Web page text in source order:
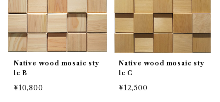
Native wood mosaic sty
le B
¥10,800
Native wood mosaic sty
le C
¥12,500